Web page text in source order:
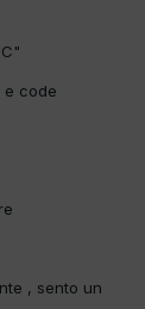
e code
, sento un